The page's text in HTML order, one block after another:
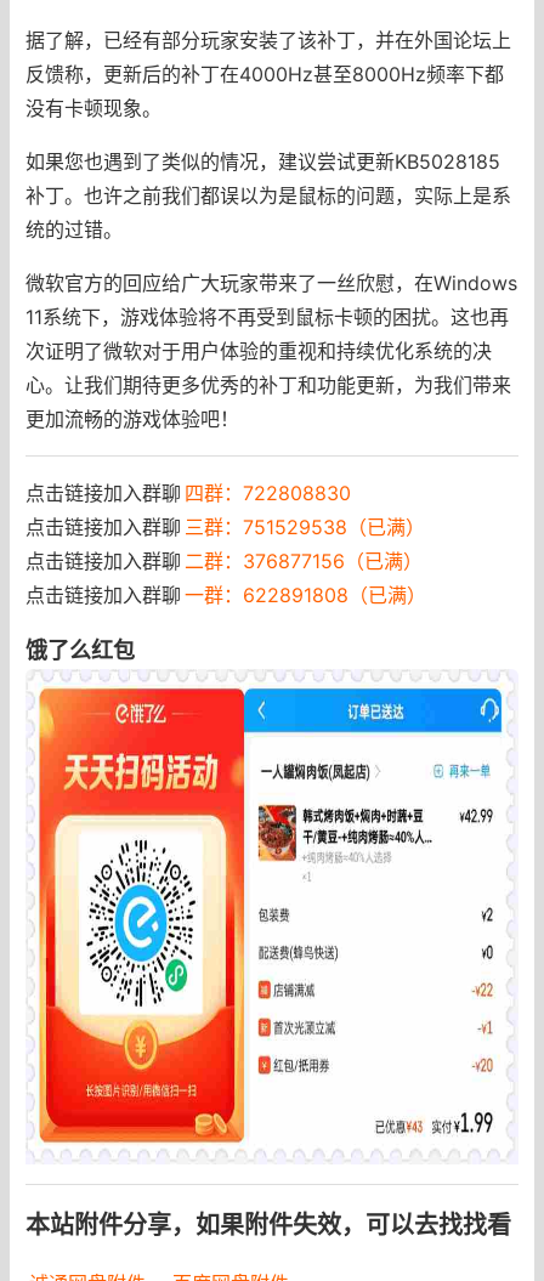
据了解，已经有部分玩家安装了该补丁，并在外国论坛上
反馈称，更新后的补丁在4000Hz甚至8000Hz频率下都
没有卡顿现象。
如果您也遇到了类似的情况，建议尝试更新KB5028185
补丁。也许之前我们都误以为是鼠标的问题，实际上是系
统的过错。
微软官方的回应给广大玩家带来了一丝欣慰，在Windows
11系统下，游戏体验将不再受到鼠标卡顿的困扰。这也再
次证明了微软对于用户体验的重视和持续优化系统的决
心。让我们期待更多优秀的补丁和功能更新，为我们带来
更加流畅的游戏体验吧！
点击链接加入群聊 四群：722808830
点击链接加入群聊 三群：751529538（已满）
点击链接加入群聊 二群：376877156（已满）
点击链接加入群聊 一群：622891808（已满）
饿了么红包
本站附件分享，如果附件失效，可以去找找看